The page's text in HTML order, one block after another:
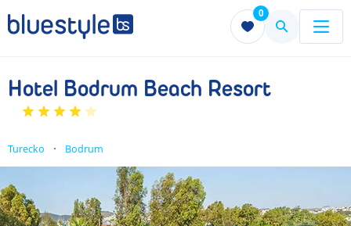
0
Menu Menu
Hotel Bodrum Beach Resort
Turecko Bodrum